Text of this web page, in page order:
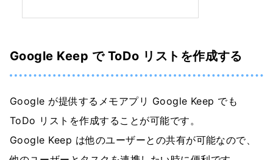
Google Keep で ToDo リストを作成する
Google が提供するメモアプリ Google Keep でも
ToDo リストを作成することが可能です。
Google Keep は他のユーザーとの共有が可能なので、